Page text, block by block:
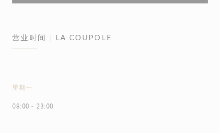
营业时间 LA COUPOLE
星期一
08:00 - 23:00